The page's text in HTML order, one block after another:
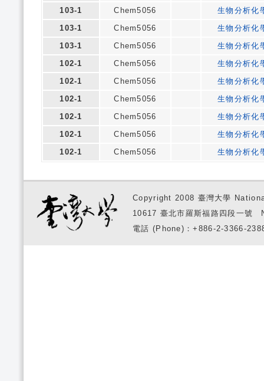
103-1
Chem5056
生物分析化
103-1
Chem5056
生物分析化
103-1
Chem5056
生物分析化
102-1
Chem5056
生物分析化
102-1
Chem5056
生物分析化
102-1
Chem5056
生物分析化
102-1
Chem5056
生物分析化
102-1
Chem5056
生物分析化
102-1
Chem5056 生物分析化
Copyright 2008 臺灣大學
10617 臺北市羅斯福路四段一
電話 (Phone)：+886-2-3366-